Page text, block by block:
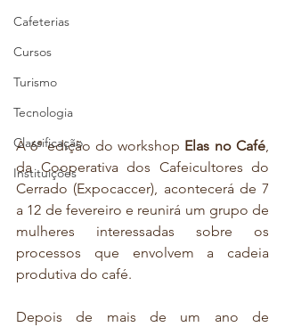
Cafeterias
Cursos
Turismo
Tecnologia
Classificação
Instituições
A 6ª edição do workshop Elas no Café,
da Cooperativa dos Cafeicultores do
Cerrado (Expocaccer), acontecerá de 7
a 12 de fevereiro e reunirá um grupo de
mulheres interessadas sobre os
processos que envolvem a cadeia
produtiva do café.
Depois de mais de um ano de